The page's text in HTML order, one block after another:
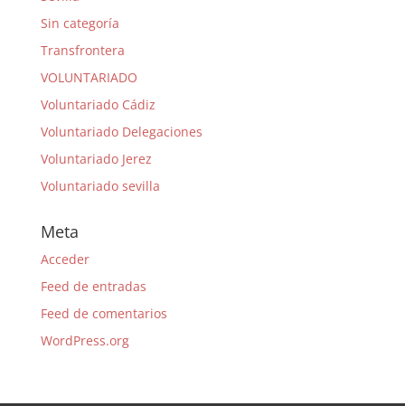
Sin categoría
Transfrontera
VOLUNTARIADO
Voluntariado Cádiz
Voluntariado Delegaciones
Voluntariado Jerez
Voluntariado sevilla
Meta
Acceder
Feed de entradas
Feed de comentarios
WordPress.org